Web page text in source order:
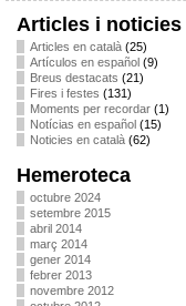
Articles i noticies
Articles en català(25)
Artículos en español(9)
Breus destacats (21)
Fires i festes (131)
Moments per recordar(1)
Notícias en español(15)
Noticies en català(62)
Hemeroteca
octubre 2024
setembre 2015
abril 2014
març 2014
gener 2014
febrer 2013
novembre 2012